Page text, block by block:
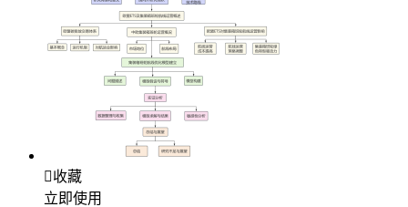
收藏
立即使用